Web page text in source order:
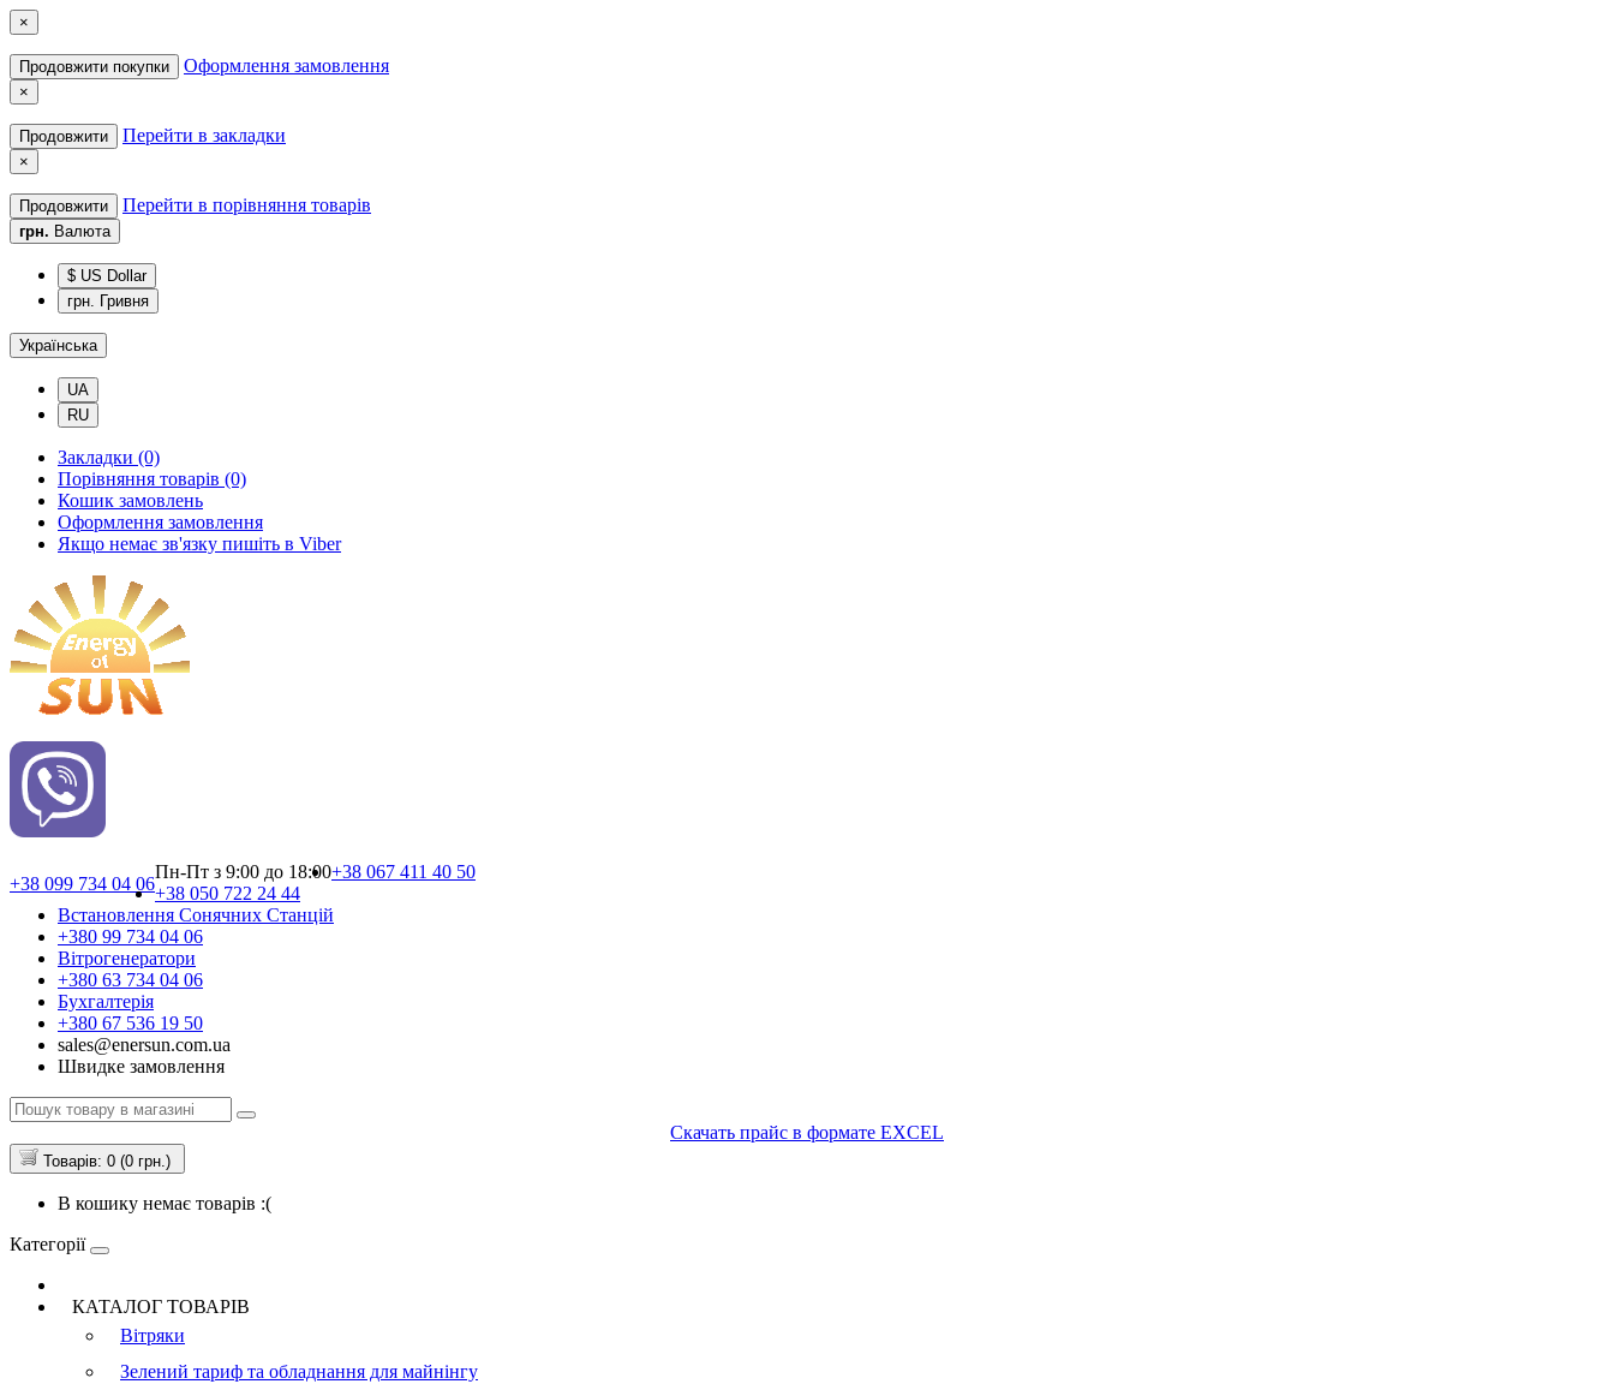
×
Продовжити покупки Оформлення замовлення
×
Продовжити Перейти в закладки
×
Продовжити Перейти в порівняння товарів
грн. Валюта
$ US Dollar
грн. Гривня
Українська
UA
RU
Закладки (0)
Порівняння товарів (0)
Кошик замовлень
Оформлення замовлення
Якщо немає зв'язку пишіть в Viber
+38 099 734 04 06
Пн-Пт з 9:00 до 18:00+38 067 411 40 50
+38 050 722 24 44
Встановлення Сонячних Cтанцій
+380 99 734 04 06
Вітрогенератори
+380 63 734 04 06
Бухгалтерія
+380 67 536 19 50
sales@enersun.com.ua
Швидке замовлення
Скачать прайс в формате EXCEL
Товарів: 0 (0 грн.)
В кошику немає товарів :(
Категорії
КАТАЛОГ ТОВАРІВ
Вітряки
Зелений тариф та обладнання для майнінгу